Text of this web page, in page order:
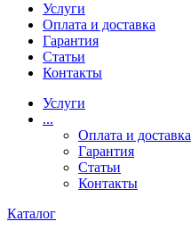
Услуги
Оплата и доставка
Гарантия
Статьи
Контакты
Услуги
...
Оплата и доставка
Гарантия
Статьи
Контакты
Каталог